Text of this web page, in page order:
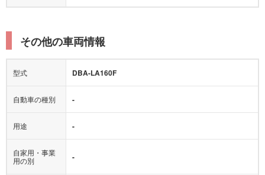
その他の車両情報
型式 DBA-LA160F
自動車の種別 -
用途 -
自家用・事業
用の別
-